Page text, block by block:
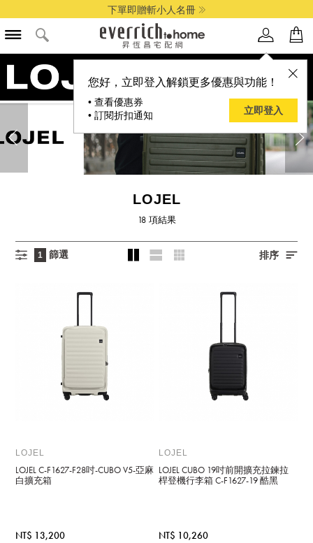
下單即贈斬小人名冊
您好，立即登入解鎖更多優惠與功能！
• 查看優惠券
• 訂閱折扣通知
立即登入
LOJEL
18 項結果
1 篩選 排序
LOJEL
LOJEL C-F1627-F28吋-CUBO V5-亞麻
白擴充箱
NT$ 13,200
LOJEL
LOJEL CUBO 19吋前開擴充拉鍊拉
桿登機行李箱 C-F1627-19 酷黑
NT$ 10,260